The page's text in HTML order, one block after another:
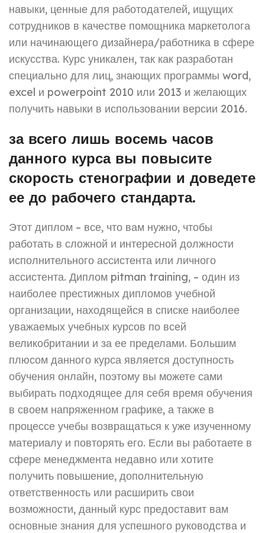
навыки, ценные для работодателей, ищущих
сотрудников в качестве помощника маркетолога
или начинающего дизайнера/работника в сфере
искусства. Курс уникален, так как разработан
специально для лиц, знающих программы word,
excel и powerpoint 2010 или 2013 и желающих
получить навыки в использовании версии 2016.
за всего лишь восемь часов
данного курса вы повысите
скорость стенографии и доведете
ее до рабочего стандарта.
Этот диплом – все, что вам нужно, чтобы
работать в сложной и интересной должности
исполнительного ассистента или личного
ассистента. Диплом pitman training, – один из
наиболее престижных дипломов учебной
организации, находящейся в списке наиболее
уважаемых учебных курсов по всей
великобритании и за ее пределами. Большим
плюсом данного курса является доступность
обучения онлайн, поэтому вы можете сами
выбирать подходящее для себя время обучения
в своем напряженном графике, а также в
процессе учебы возвращаться к уже изученному
материалу и повторять его. Если вы работаете в
сфере менеджмента недавно или хотите
получить повышение, дополнительную
ответственность или расширить свои
возможности, данный курс предоставит вам
основные знания для успешного руководства и